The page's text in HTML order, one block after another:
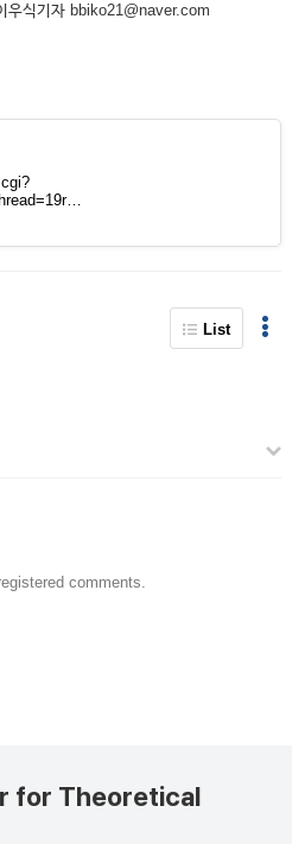
우식기자 bbiko21@naver.com
List
comments.
for Theoretical